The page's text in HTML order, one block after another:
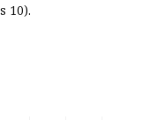
10).